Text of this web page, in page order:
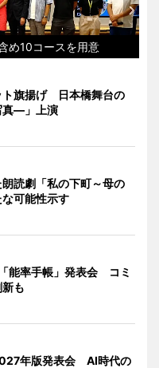
め10コースを用意
ト旗揚げ 日本橋舞台の
真―」上演
読劇「私の下町～母の
可能性示す
能率手帳」発表会 コミ
も
年版発表会 AI時代の